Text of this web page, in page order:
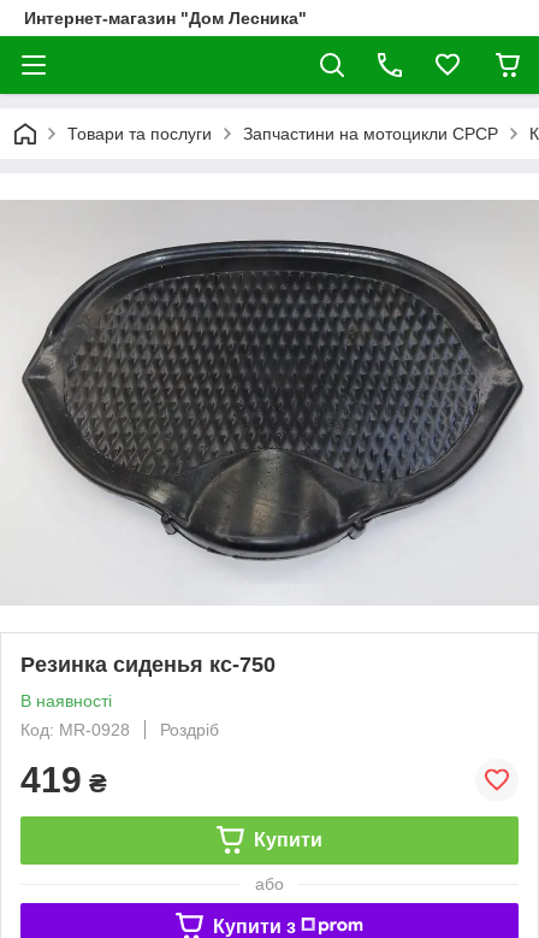
Интернет-магазин "Дом Лесника"
Товари та послуги Запчастини на мотоцикли СРСР
Резинка сиденья кс-750
В наявності
Код: MR-0928
Роздріб
419 ₴
Купити
або
Купити з